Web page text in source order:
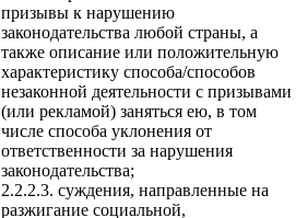
призывы к нарушению
законодательства любой страны, а
также описание или положительную
характеристику способа/способов
незаконной деятельности с призывами
(или рекламой) заняться ею, в том
числе способа уклонения от
ответственности за нарушения
законодательства;
суждения, направленные на
разжигание социальной,